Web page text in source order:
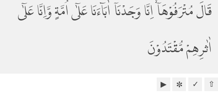
قَالَ مُتْرَفُوْهَآ ۙاِنَّا وَجَدْنَآ اٰبَاۤءَنَا عَلٰٓى اُمَّةٍ وَّاِنَّا عَلٰٓى
اٰثٰرِهِمْ مُّقْتَدُوْنَ
⇧
✓
✼
▶